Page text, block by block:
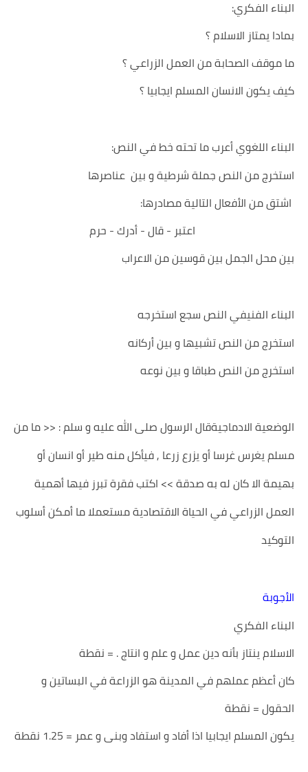
:البناء الفكري
بمادا يمتاز الاسلام ؟
ما موقف الصحابة من العمل الزراعي ؟
كيف يكون الانسان المسلم ايجابيا ؟
:البناء اللغوي أعرب ما تحته خط في النص
استخرج من النص جملة شرطية و بين عناصرها
بين محل الجمل بين قوسين من الاعراب
البناء الفنيفي النص سجع استخرجه
استخرج من النص تشبيها و بين أركانه
استخرج من النص طباقا و بين نوعه
الوضعية الادماجيةقال الرسول صلى الله عليه و سلم : << ما من
مسلم يغرس غرسا أو يزرع زرعا , فيأكل منه طير أو انسان أو
بهيمة الا كان له به صدقة >> اكتب فقرة تبرز فيها أهمية
العمل الزراعي في الحياة الاقتصادية مستعملا ما أمكن أسلوب
التوكيد
الأجوبة
البناء الفكري
الاسلام ينتاز بأنه دين عمل و علم و انتاج . = نقطة
كان أعظم عملهم في المدينة هو الزراعة في البساتين و
الحقول = نقطة
يكون المسلم ايجابيا اذا أفاد و استفاد وبنى و عمر = 1.25 نقطة